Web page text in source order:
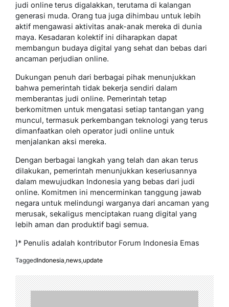
judi online terus digalakkan, terutama di kalangan
generasi muda. Orang tua juga dihimbau untuk lebih
aktif mengawasi aktivitas anak-anak mereka di dunia
maya. Kesadaran kolektif ini diharapkan dapat
membangun budaya digital yang sehat dan bebas dari
ancaman perjudian online.
Dukungan penuh dari berbagai pihak menunjukkan
bahwa pemerintah tidak bekerja sendiri dalam
memberantas judi online. Pemerintah tetap
berkomitmen untuk mengatasi setiap tantangan yang
muncul, termasuk perkembangan teknologi yang terus
dimanfaatkan oleh operator judi online untuk
menjalankan aksi mereka.
Dengan berbagai langkah yang telah dan akan terus
dilakukan, pemerintah menunjukkan keseriusannya
dalam mewujudkan Indonesia yang bebas dari judi
online. Komitmen ini mencerminkan tanggung jawab
negara untuk melindungi warganya dari ancaman yang
merusak, sekaligus menciptakan ruang digital yang
lebih aman dan produktif bagi semua.
)* Penulis adalah kontributor Forum Indonesia Emas
TaggedIndonesia,news,update